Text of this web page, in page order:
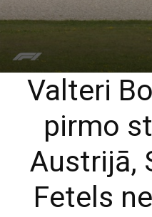
Valteri
pirmo
Austrijā,
Fetels